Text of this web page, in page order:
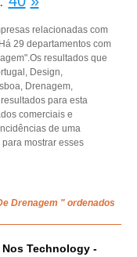
relacionadas com
29 departamentos com
resultados que
Design,
Drenagem,
para esta
comerciais e
de uma
mostrar esses
Drenagem " ordenados
Nos Technology -